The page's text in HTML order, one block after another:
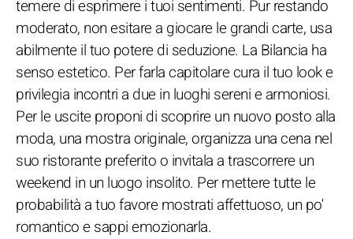
temere di esprimere i tuoi sentimenti. Pur restando
moderato, non esitare a giocare le grandi carte, usa
abilmente il tuo potere di seduzione. La Bilancia ha
senso estetico. Per farla capitolare cura il tuo look e
privilegia incontri a due in luoghi sereni e armoniosi.
Per le uscite proponi di scoprire un nuovo posto alla
moda, una mostra originale, organizza una cena nel
suo ristorante preferito o invitala a trascorrere un
weekend in un luogo insolito. Per mettere tutte le
probabilità a tuo favore mostrati affettuoso, un po'
romantico e sappi emozionarla.